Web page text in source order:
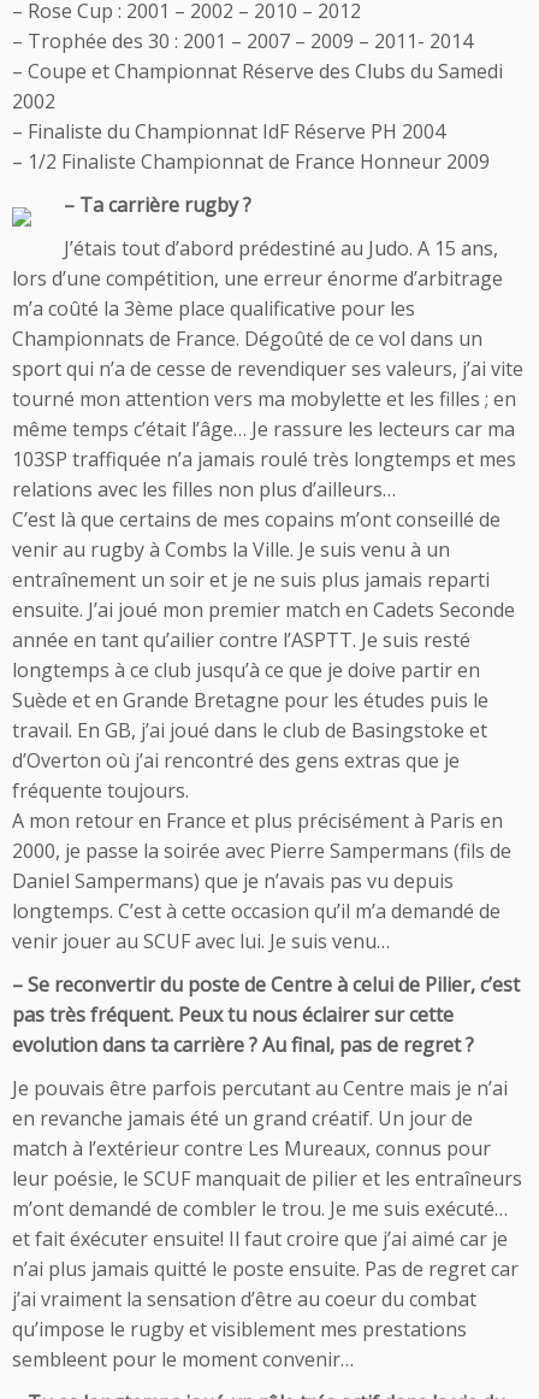
– Rose Cup : 2001 – 2002 – 2010 – 2012
– Trophée des 30 : 2001 – 2007 – 2009 – 2011- 2014
– Coupe et Championnat Réserve des Clubs du Samedi
2002
– Finaliste du Championnat IdF Réserve PH 2004
– 1/2 Finaliste Championnat de France Honneur 2009
– Ta carrière rugby ?
J’étais tout d’abord prédestiné au Judo. A 15 ans,
lors d’une compétition, une erreur énorme d’arbitrage
m’a coûté la 3ème place qualificative pour les
Championnats de France. Dégoûté de ce vol dans un
sport qui n’a de cesse de revendiquer ses valeurs, j’ai vite
tourné mon attention vers ma mobylette et les filles ; en
même temps c’était l’âge… Je rassure les lecteurs car ma
103SP traffiquée n’a jamais roulé très longtemps et mes
relations avec les filles non plus d’ailleurs…
C’est là que certains de mes copains m’ont conseillé de
venir au rugby à Combs la Ville. Je suis venu à un
entraînement un soir et je ne suis plus jamais reparti
ensuite. J’ai joué mon premier match en Cadets Seconde
année en tant qu’ailier contre l’ASPTT. Je suis resté
longtemps à ce club jusqu’à ce que je doive partir en
Suède et en Grande Bretagne pour les études puis le
travail. En GB, j’ai joué dans le club de Basingstoke et
d’Overton où j’ai rencontré des gens extras que je
fréquente toujours.
A mon retour en France et plus précisément à Paris en
2000, je passe la soirée avec Pierre Sampermans (fils de
Daniel Sampermans) que je n’avais pas vu depuis
longtemps. C’est à cette occasion qu’il m’a demandé de
venir jouer au SCUF avec lui. Je suis venu…
– Se reconvertir du poste de Centre à celui de Pilier, c’est
pas très fréquent. Peux tu nous éclairer sur cette
evolution dans ta carrière ? Au final, pas de regret ?
Je pouvais être parfois percutant au Centre mais je n’ai
en revanche jamais été un grand créatif. Un jour de
match à l’extérieur contre Les Mureaux, connus pour
leur poésie, le SCUF manquait de pilier et les entraîneurs
m’ont demandé de combler le trou. Je me suis exécuté…
et fait éxécuter ensuite! Il faut croire que j’ai aimé car je
n’ai plus jamais quitté le poste ensuite. Pas de regret car
j’ai vraiment la sensation d’être au coeur du combat
qu’impose le rugby et visiblement mes prestations
sembleent pour le moment convenir…